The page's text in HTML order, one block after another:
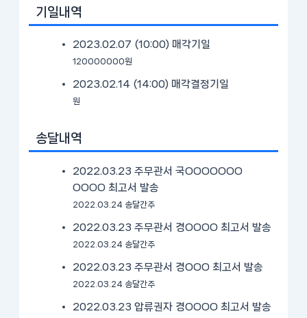
기일내역
2023.02.07 (10:00) 매각기일
120000000원
2023.02.14 (14:00) 매각결정기일
원
송달내역
2022.03.23 주무관서 국OOOOOOO
OOOO 최고서 발송
2022.03.24 송달간주
2022.03.23 주무관서 경OOOO 최고서 발송
2022.03.24 송달간주
2022.03.23 주무관서 경OOO 최고서 발송
2022.03.24 송달간주
2022.03.23 압류권자 경OOOO 최고서 발송